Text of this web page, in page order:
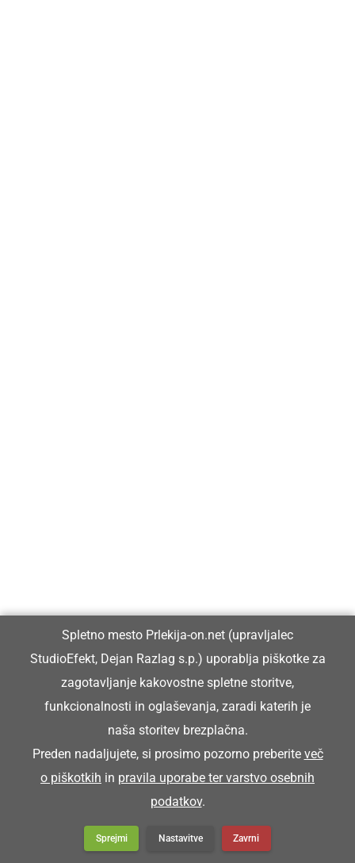
Spletno mesto Prlekija-on.net (upravljalec
StudioEfekt, Dejan Razlag s.p.) uporablja piškotke za
zagotavljanje kakovostne spletne storitve,
funkcionalnosti in oglaševanja, zaradi katerih je
naša storitev brezplačna.
Preden nadaljujete, si prosimo pozorno preberite več
o piškotkih in pravila uporabe ter varstvo osebnih
podatkov.
Sprejmi Nastavitve Zavrni